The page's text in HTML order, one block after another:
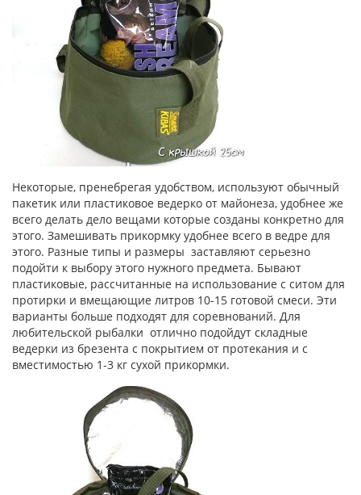
Некоторые, пренебрегая удобством, используют обычный
пакетик или пластиковое ведерко от майонеза, удобнее же
всего делать дело вещами которые созданы конкретно для
этого. Замешивать прикормку удобнее всего в ведре для
этого. Разные типы и размеры заставляют серьезно
подойти к выбору этого нужного предмета. Бывают
пластиковые, рассчитанные на использование с ситом для
протирки и вмещающие литров 10-15 готовой смеси. Эти
варианты больше подходят для соревнований. Для
любительской рыбалки отлично подойдут складные
ведерки из брезента с покрытием от протекания и с
вместимостью 1-3 кг сухой прикормки.